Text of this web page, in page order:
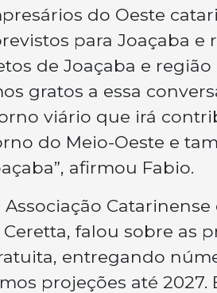
do Oeste
para Joaçaba e
de Joaçaba e
gratos a essa
viário que irá
do Meio-Oeste e
afirmou Fabio.
Ceretta, falou sobre as
entregando
projeções até